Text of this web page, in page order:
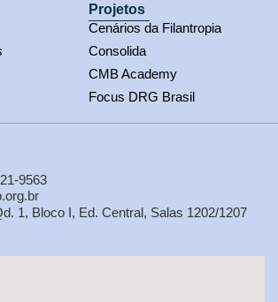
Projetos
Cenários da Filantropia
Consolida
CMB Academy
Focus DRG Brasil
9563
1, Bloco I, Ed. Central, Salas 1202/1207